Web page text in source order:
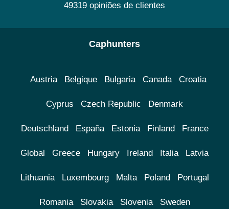
49319 opiniões de clientes
Caphunters
Austria Belgique Bulgaria Canada Croatia
Cyprus Czech Republic Denmark
Deutschland España Estonia Finland France
Global Greece Hungary Ireland Italia Latvia
Lithuania Luxembourg Malta Poland Portugal
Romania Slovakia Slovenia Sweden